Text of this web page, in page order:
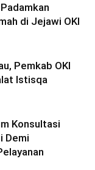
di Jejawi OKI
Pemkab OKI
Istisqa
Konsultasi
Demi